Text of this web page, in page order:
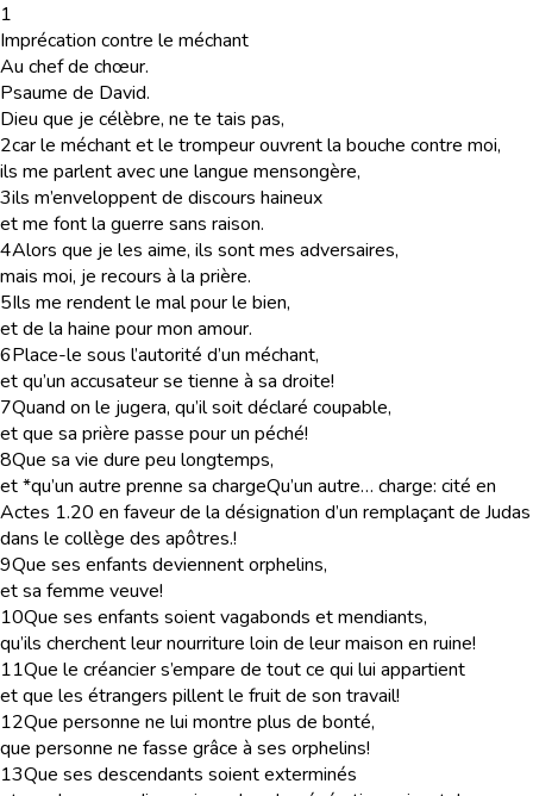
1
Imprécation contre le méchant
Au chef de chœur.
Psaume de David.
Dieu que je célèbre, ne te tais pas,
2car le méchant et le trompeur ouvrent la bouche contre moi,
ils me parlent avec une langue mensongère,
3ils m’enveloppent de discours haineux
et me font la guerre sans raison.
4Alors que je les aime, ils sont mes adversaires,
mais moi, je recours à la prière.
5Ils me rendent le mal pour le bien,
et de la haine pour mon amour.
6Place-le sous l’autorité d’un méchant,
et qu’un accusateur se tienne à sa droite!
7Quand on le jugera, qu’il soit déclaré coupable,
et que sa prière passe pour un péché!
8Que sa vie dure peu longtemps,
et *qu’un autre prenne sa chargeQu’un autre… charge: cité en
Actes 1.20 en faveur de la désignation d’un remplaçant de Judas
dans le collège des apôtres.!
9Que ses enfants deviennent orphelins,
et sa femme veuve!
10Que ses enfants soient vagabonds et mendiants,
qu’ils cherchent leur nourriture loin de leur maison en ruine!
11Que le créancier s’empare de tout ce qui lui appartient
et que les étrangers pillent le fruit de son travail!
12Que personne ne lui montre plus de bonté,
que personne ne fasse grâce à ses orphelins!
13Que ses descendants soient exterminés